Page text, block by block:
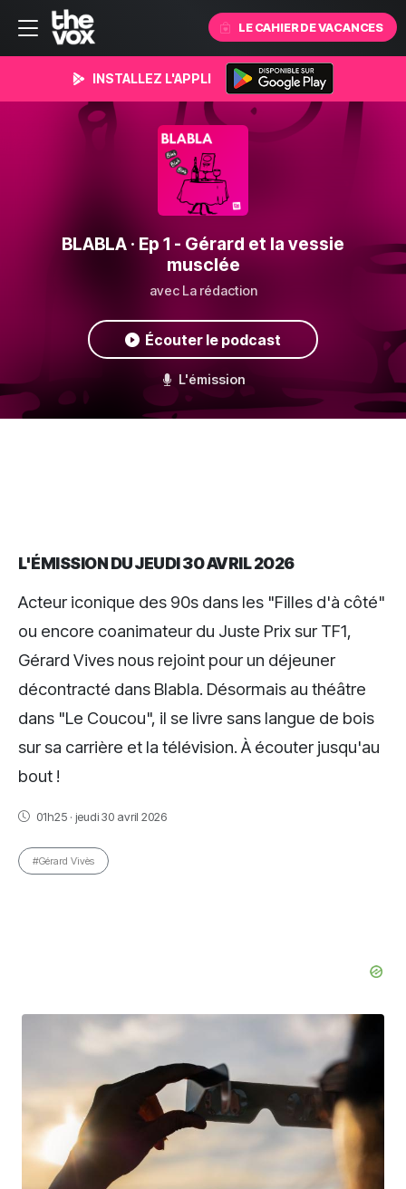
LE CAHIER DE VACANCES
INSTALLEZ L'APPLI
BLABLA · Ep 1 - Gérard et la vessie
musclée
avec La rédaction
Écouter le podcast
L'émission
L'ÉMISSION DU JEUDI 30 AVRIL 2026
Acteur iconique des 90s dans les "Filles d'à côté"
ou encore coanimateur du Juste Prix sur TF1,
Gérard Vives nous rejoint pour un déjeuner
décontracté dans Blabla. Désormais au théâtre
dans "Le Coucou", il se livre sans langue de bois
sur sa carrière et la télévision. À écouter jusqu'au
bout !
01h25 · jeudi 30 avril 2026
#Gérard Vivès